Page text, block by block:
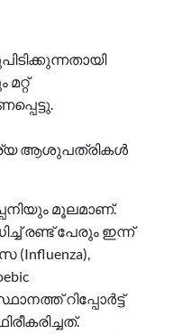
മറ്റ്
ആശുപത്രികൾ
മൂലമാണ്.
രണ്ട് പേരും ഇന്ന്
റിപ്പോർട്ട്